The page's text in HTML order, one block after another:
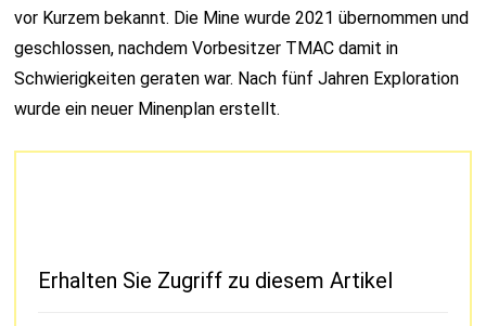
vor Kurzem bekannt. Die Mine wurde 2021 übernommen und
geschlossen, nachdem Vorbesitzer TMAC damit in
Schwierigkeiten geraten war. Nach fünf Jahren Exploration
wurde ein neuer Minenplan erstellt.
Erhalten Sie Zugriff zu diesem Artikel